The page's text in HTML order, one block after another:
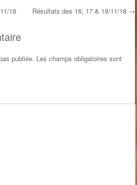
18 Résultats des 16, 17 & 18/11/18 →
publiée. Les champs obligatoires sont